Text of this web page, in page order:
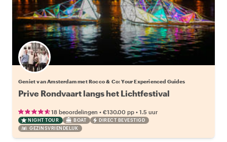
Geniet van Amsterdam met Rocco & Co: Your Experienced Guides
Prive Rondvaart langs het Lichtfestival
18 beoordelingen • €130.00 pp • 1.5 uur
NIGHT TOUR BOAT
DIRECT BEVESTIGD
GEZINSVRIENDELIJK